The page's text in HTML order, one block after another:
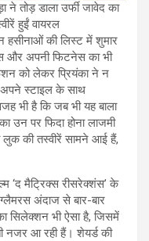
तोड़ डाला उर्फी जावेद का
हुईं वायरल
हसीनाओं की लिस्ट में शुमार
और अपनी फिटनेस का भी
को लेकर प्रियंका ने न
अपने स्टाइल के साथ
भी है कि जब भी यह बाला
उन पर फिदा होना लाजमी
लुक की तस्वीरें सामने आई हैं,
‘द मैट्रिक्स रीसरेक्शंस’ के
अंदाज से बार-बार
सिलेक्शन भी ऐसा है, जिसमें
नजर आ रही हैं। शेयर्ड की